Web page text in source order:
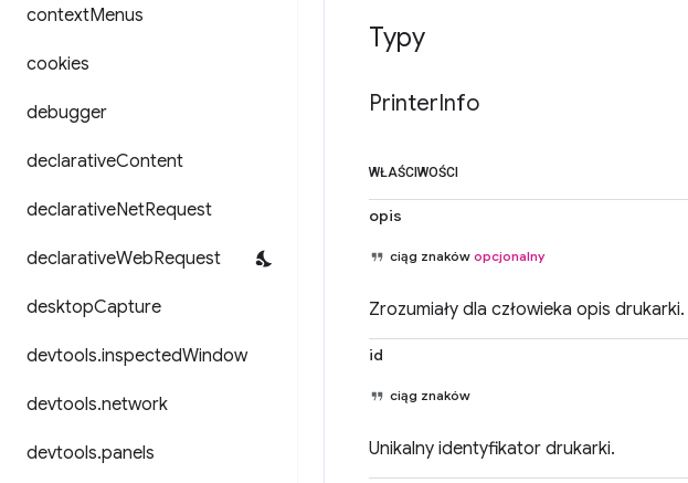
contextMenus
cookies
debugger
declarativeContent
declarativeNetRequest
declarativeWebRequest
desktopCapture
devtools.inspectedWindow
devtools.network
devtools.panels
Typy
PrinterInfo
WŁAŚCIWOŚCI
opis
ciąg znaków opcjonalny
Zrozumiały dla człowieka opis drukarki.
id
ciąg znaków
Unikalny identyfikator drukarki.